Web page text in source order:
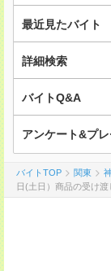
最近見たバイト
詳細検索
バイトQ&A
アンケート&プレ
バイトTOP 関東
日(土日）商品の受け渡